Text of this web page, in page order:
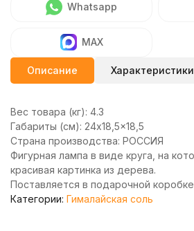
Whatsapp
MAX
Описание Характеристики
Вес товара (кг): 4.3
Габариты (см): 24x18,5x18,5
Страна производства: РОССИЯ
Фигурная лампа в виде круга, на
красивая картинка из дерева.
Поставляется в подарочной
Категории: Гималайская соль